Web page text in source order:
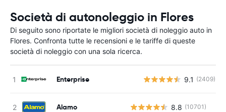
Società di autonoleggio in Flores
Di seguito sono riportate le migliori società di noleggio auto in
Flores. Confronta tutte le recensioni e le tariffe di queste
società di noleggio con una sola ricerca.
Enterprise 9.1 (2409)
Alamo 8.8 (10701)